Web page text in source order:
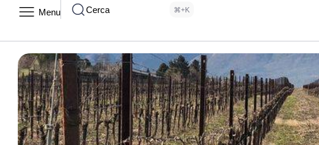
Menu Cerca ⌘+K